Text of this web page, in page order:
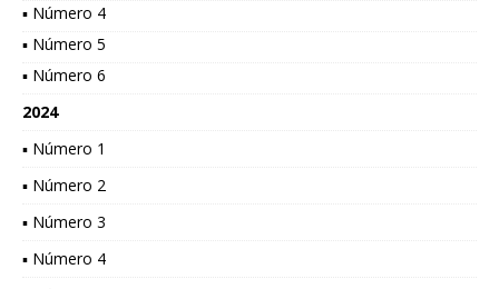
▪ Número 4
▪ Número 5
▪ Número 6
2024
▪ Número 1
▪ Número 2
▪ Número 3
▪ Número 4